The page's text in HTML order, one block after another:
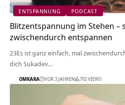
ENTSPANNUNG PODCAST
Blitzentspannung im Stehen –
zwischendurch entspannen
23Es ist ganz einfach, mal
dich Sukadev…
OMKARA VOR 3 JAHREN 792 VIEWS